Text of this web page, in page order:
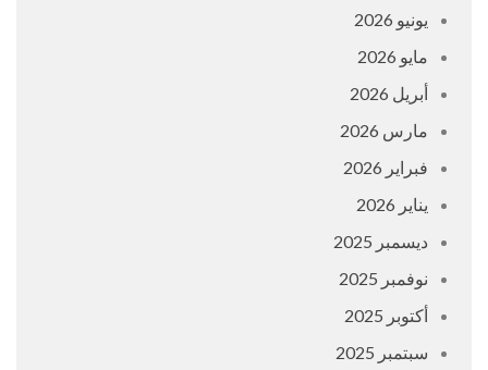
يونيو 2026
مايو 2026
أبريل 2026
مارس 2026
فبراير 2026
يناير 2026
ديسمبر 2025
نوفمبر 2025
أكتوبر 2025
سبتمبر 2025